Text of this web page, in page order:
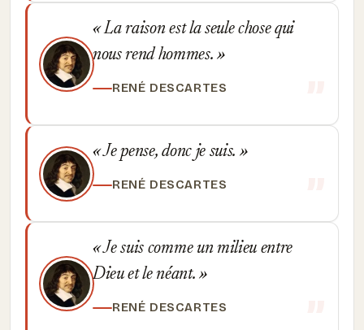
La raison est la seule chose qui
nous rend hommes.
RENÉ DESCARTES
Je pense, donc je suis.
RENÉ DESCARTES
Je suis comme un milieu entre
Dieu et le néant.
RENÉ DESCARTES